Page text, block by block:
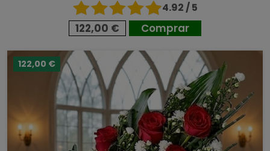
4.92 / 5
122,00 € Comprar
122,00 €